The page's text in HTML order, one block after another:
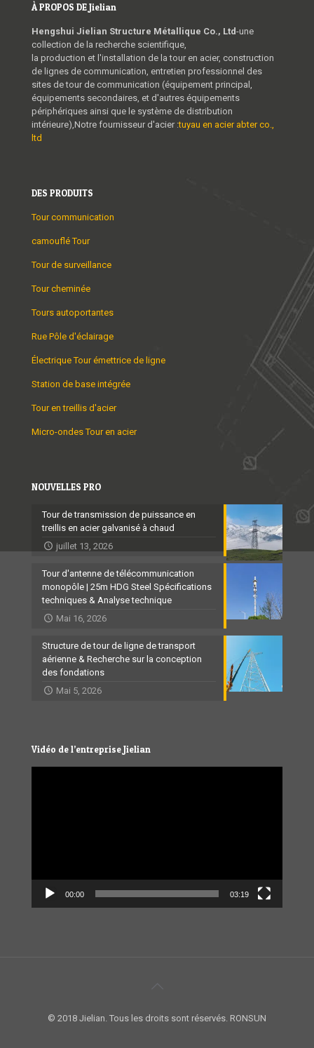
À PROPOS DE Jielian
Hengshui Jielian Structure Métallique Co., Ltd-une
collection de la recherche scientifique,
la production et l'installation de la tour en acier, construction
de lignes de communication, entretien professionnel des
sites de tour de communication (équipement principal,
équipements secondaires, et d'autres équipements
périphériques ainsi que le système de distribution
intérieure),Notre fournisseur d'acier :tuyau en acier abter co.,
ltd
DES PRODUITS
Tour communication
camouflé Tour
Tour de surveillance
Tour cheminée
Tours autoportantes
Rue Pôle d'éclairage
Électrique Tour émettrice de ligne
Station de base intégrée
Tour en treillis d'acier
Micro-ondes Tour en acier
NOUVELLES PRO
Tour de transmission de puissance en
treillis en acier galvanisé à chaud
juillet 13, 2026
Tour d'antenne de télécommunication
monopôle | 25m HDG Steel Spécifications
techniques & Analyse technique
Mai 16, 2026
Structure de tour de ligne de transport
aérienne & Recherche sur la conception
des fondations
Mai 5, 2026
Vidéo de l’entreprise Jielian
00:00 03:19
© 2018 Jielian. Tous les droits sont réservés. RONSUN